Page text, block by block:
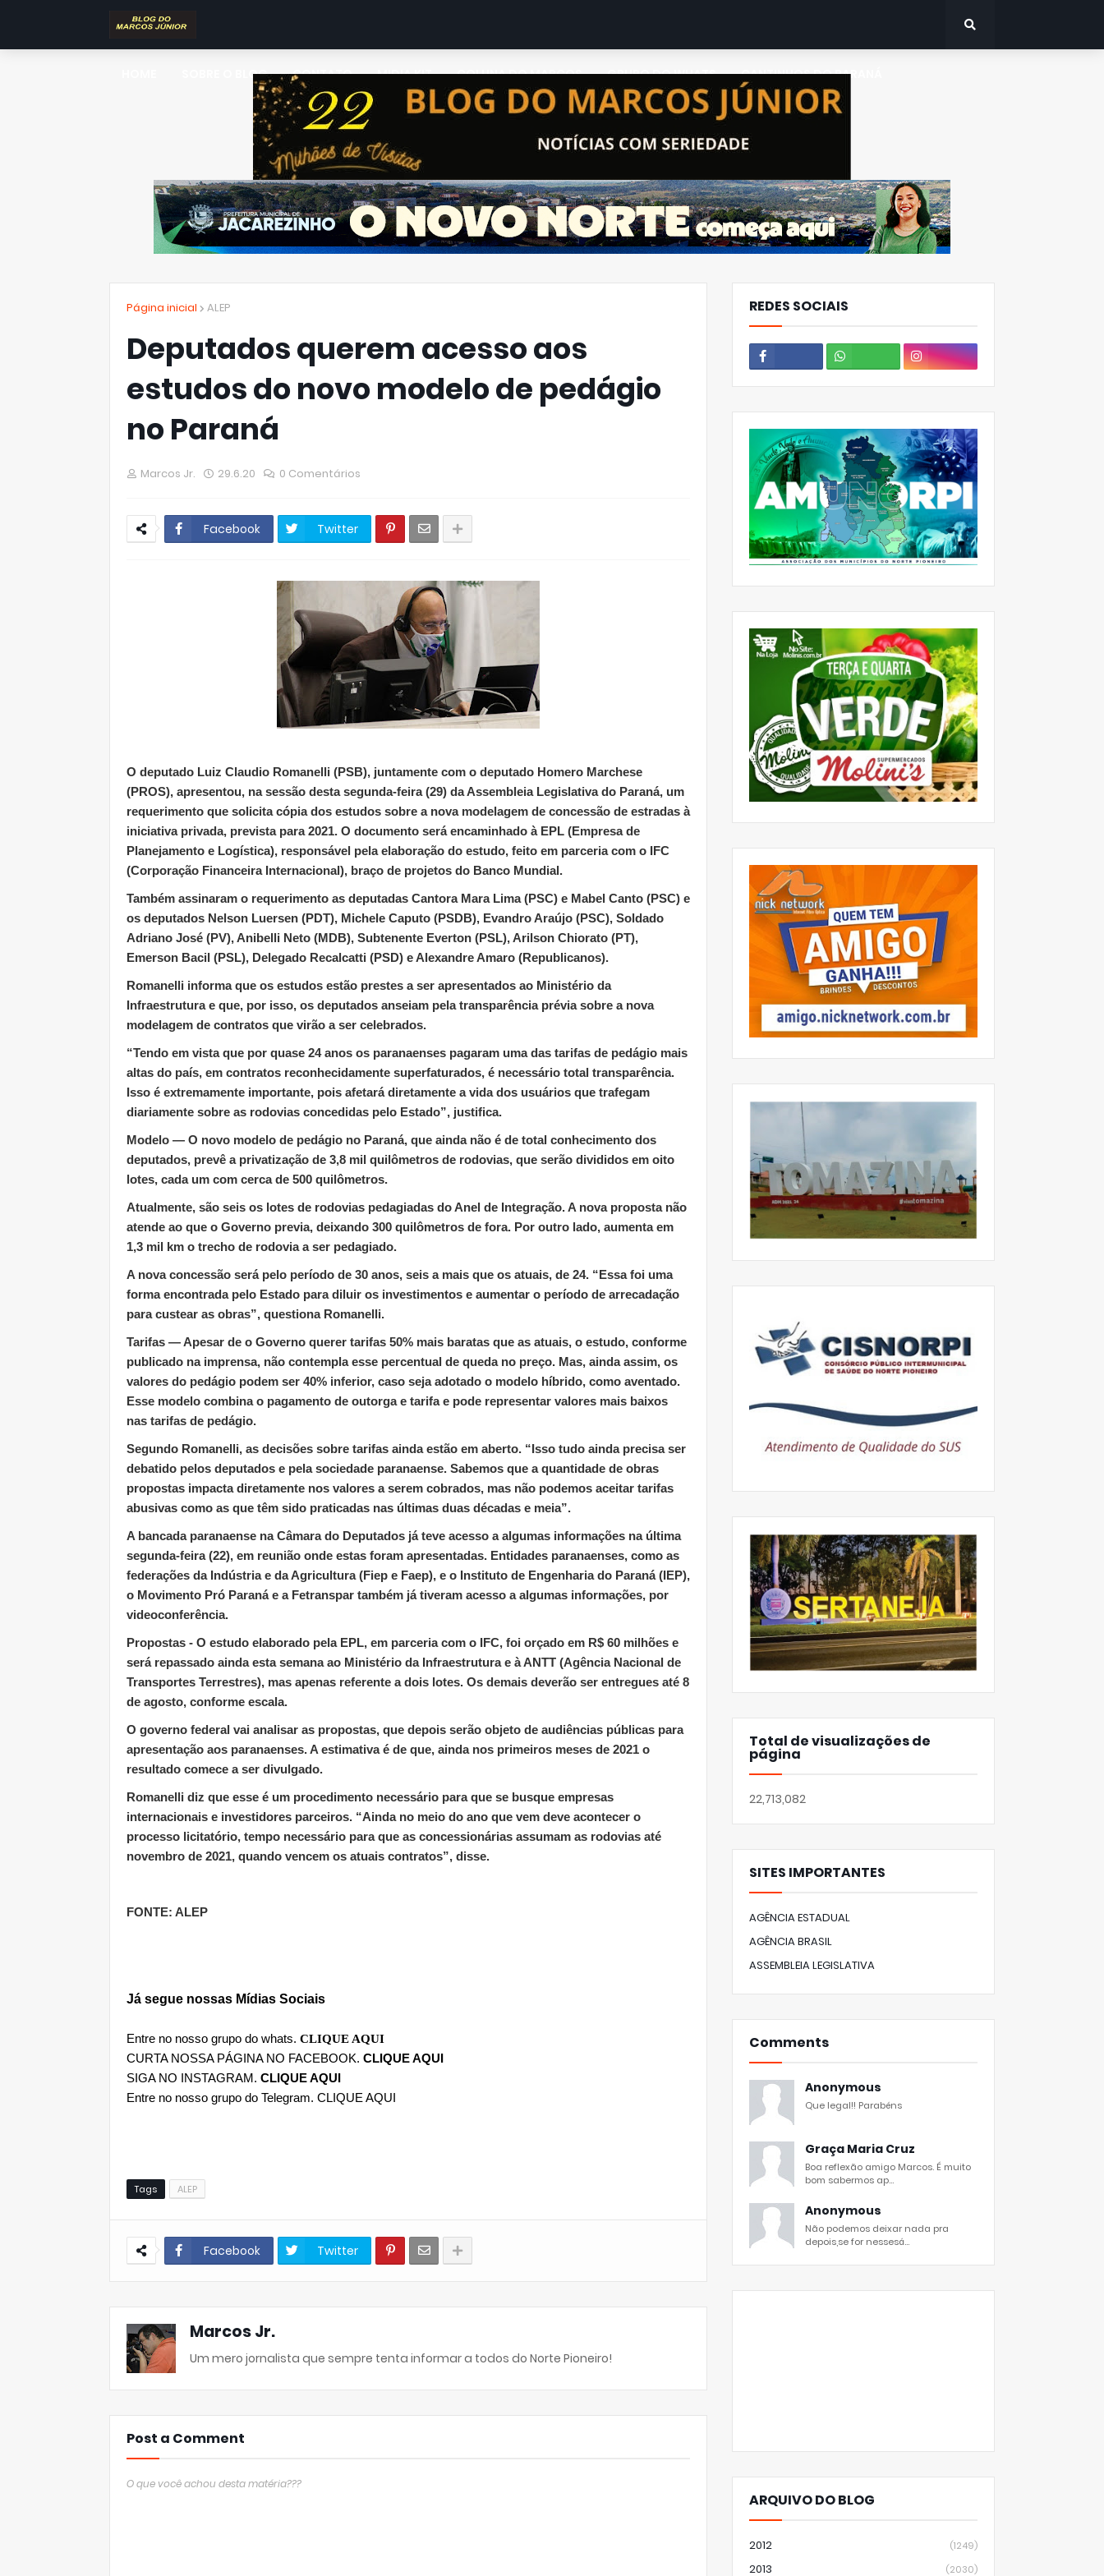
SOBRE O BLOG CONTATO MIDIA KIT COLUNA DO MARCOS GRUPO DO WHATS CANTINHOS DO PARANÁ
Página inicial ALEP
Deputados querem acesso aos
estudos do novo modelo de pedágio
no Paraná
Marcos Jr. 29.6.20 0 Comentários
Facebook Twitter
O deputado Luiz Claudio Romanelli (PSB), juntamente com o deputado Homero Marchese
(PROS), apresentou, na sessão desta segunda-feira (29) da Assembleia Legislativa do Paraná, um
requerimento que solicita cópia dos estudos sobre a nova modelagem de concessão de estradas à
iniciativa privada, prevista para 2021. O documento será encaminhado à EPL (Empresa de
Planejamento e Logística), responsável pela elaboração do estudo, feito em parceria com o IFC
(Corporação Financeira Internacional), braço de projetos do Banco Mundial.
Também assinaram o requerimento as deputadas Cantora Mara Lima (PSC) e Mabel Canto (PSC) e
os deputados Nelson Luersen (PDT), Michele Caputo (PSDB), Evandro Araújo (PSC), Soldado
Adriano José (PV), Anibelli Neto (MDB), Subtenente Everton (PSL), Arilson Chiorato (PT),
Emerson Bacil (PSL), Delegado Recalcatti (PSD) e Alexandre Amaro (Republicanos).
Romanelli informa que os estudos estão prestes a ser apresentados ao Ministério da
Infraestrutura e que, por isso, os deputados anseiam pela transparência prévia sobre a nova
modelagem de contratos que virão a ser celebrados.
“Tendo em vista que por quase 24 anos os paranaenses pagaram uma das tarifas de pedágio mais
altas do país, em contratos reconhecidamente superfaturados, é necessário total transparência.
Isso é extremamente importante, pois afetará diretamente a vida dos usuários que trafegam
diariamente sobre as rodovias concedidas pelo Estado”, justifica.
Modelo — O novo modelo de pedágio no Paraná, que ainda não é de total conhecimento dos
deputados, prevê a privatização de 3,8 mil quilômetros de rodovias, que serão divididos em oito
lotes, cada um com cerca de 500 quilômetros.
Atualmente, são seis os lotes de rodovias pedagiadas do Anel de Integração. A nova proposta não
atende ao que o Governo previa, deixando 300 quilômetros de fora. Por outro lado, aumenta em
1,3 mil km o trecho de rodovia a ser pedagiado.
A nova concessão será pelo período de 30 anos, seis a mais que os atuais, de 24. “Essa foi uma
forma encontrada pelo Estado para diluir os investimentos e aumentar o período de arrecadação
para custear as obras”, questiona Romanelli.
Tarifas — Apesar de o Governo querer tarifas 50% mais baratas que as atuais, o estudo, conforme
publicado na imprensa, não contempla esse percentual de queda no preço. Mas, ainda assim, os
valores do pedágio podem ser 40% inferior, caso seja adotado o modelo híbrido, como aventado.
Esse modelo combina o pagamento de outorga e tarifa e pode representar valores mais baixos
nas tarifas de pedágio.
Segundo Romanelli, as decisões sobre tarifas ainda estão em aberto. “Isso tudo ainda precisa ser
debatido pelos deputados e pela sociedade paranaense. Sabemos que a quantidade de obras
propostas impacta diretamente nos valores a serem cobrados, mas não podemos aceitar tarifas
abusivas como as que têm sido praticadas nas últimas duas décadas e meia”.
A bancada paranaense na Câmara do Deputados já teve acesso a algumas informações na última
segunda-feira (22), em reunião onde estas foram apresentadas. Entidades paranaenses, como as
federações da Indústria e da Agricultura (Fiep e Faep), e o Instituto de Engenharia do Paraná (IEP),
o Movimento Pró Paraná e a Fetranspar também já tiveram acesso a algumas informações, por
videoconferência.
Propostas - O estudo elaborado pela EPL, em parceria com o IFC, foi orçado em R$ 60 milhões e
será repassado ainda esta semana ao Ministério da Infraestrutura e à ANTT (Agência Nacional de
Transportes Terrestres), mas apenas referente a dois lotes. Os demais deverão ser entregues até 8
de agosto, conforme escala.
O governo federal vai analisar as propostas, que depois serão objeto de audiências públicas para
apresentação aos paranaenses. A estimativa é de que, ainda nos primeiros meses de 2021 o
resultado comece a ser divulgado.
Romanelli diz que esse é um procedimento necessário para que se busque empresas
internacionais e investidores parceiros. “Ainda no meio do ano que vem deve acontecer o
processo licitatório, tempo necessário para que as concessionárias assumam as rodovias até
novembro de 2021, quando vencem os atuais contratos”, disse.
FONTE: ALEP
Já segue nossas Mídias Sociais
Entre no nosso grupo do whats. CLIQUE AQUI
CURTA NOSSA PÁGINA NO FACEBOOK. CLIQUE AQUI
SIGA NO INSTAGRAM. CLIQUE AQUI
Entre no nosso grupo do Telegram. CLIQUE AQUI
Tags ALEP
Facebook Twitter
Marcos Jr.
Um mero jornalista que sempre tenta informar a todos do Norte Pioneiro!
Post a Comment
O que você achou desta matéria???
REDES SOCIAIS
Total de visualizações de
página
22,713,082
SITES IMPORTANTES
AGÊNCIA ESTADUAL
AGÊNCIA BRASIL
ASSEMBLEIA LEGISLATIVA
Comments
Anonymous
Que legal!! Parabéns
Graça Maria Cruz
Boa reflexão amigo Marcos. É muito
bom sabermos ap...
Anonymous
Não podemos deixar nada pra
depois,se for nessesá...
ARQUIVO DO BLOG
2012 (1249)
2013 (2030)